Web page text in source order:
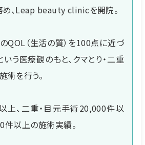
、Leap beauty clinicを開院。
QOL（生活の質）を100点に近づ
いう医療観のもと、クマとり・二重
術を行う。
上、二重・目元手術20,000件以
件以上の施術実績。